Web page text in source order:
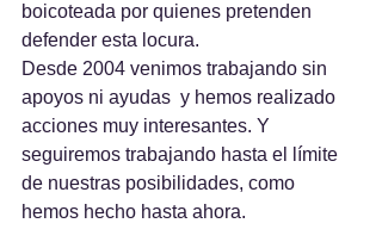
boicoteada por quienes pretenden
defender esta locura.
Desde 2004 venimos trabajando sin
apoyos ni ayudas  y hemos realizado
acciones muy interesantes. Y
seguiremos trabajando hasta el límite
de nuestras posibilidades, como
hemos hecho hasta ahora.